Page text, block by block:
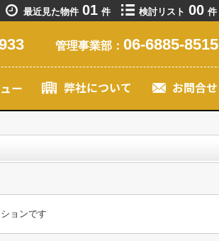
最近見た物件 01 件 検討リスト 00 件
管理事業部： 06-6885-8515
ョンです